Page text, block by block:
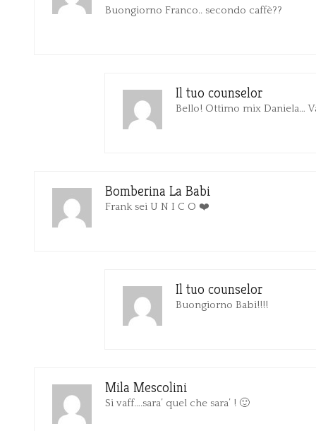
Buongiorno Franco.. secondo caffè??
Il tuo counselor
Bello! Ottimo mix Daniela…
Bomberina La Babi
Frank sei U N I C O ❤️
Il tuo counselor
Buongiorno Babi!!!!
Mila Mescolini
Si vaff….sara’ quel che sara’ ! 🙂